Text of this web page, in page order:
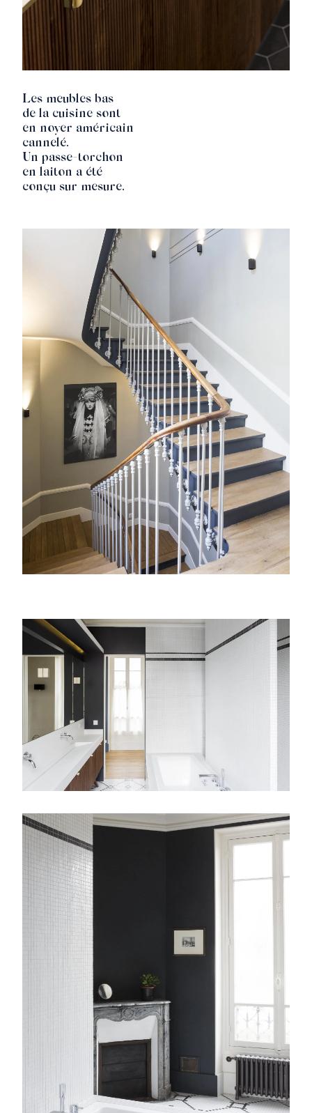
Les meubles bas
de la cuisine sont
en noyer américain
cannelé.
Un passe-torchon
en laiton a été
conçu sur mesure.